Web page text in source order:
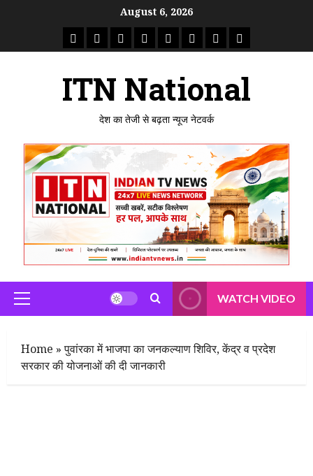
August 6, 2026
राष्ट्रीयताजा
उत्तर
मध्य
राजस्थान
पंजाब गुजरातमहाराष्ट्र
ITN National
देश का तेजी से बढ़ता न्यूज नेटवर्क
Primary
Menu
WATCH VIDEO
Home »पुवांरका में भाजपा का जनकल्याण शिविर, केंद्र व प्रदेश
सरकार की योजनाओं की दी जानकारी